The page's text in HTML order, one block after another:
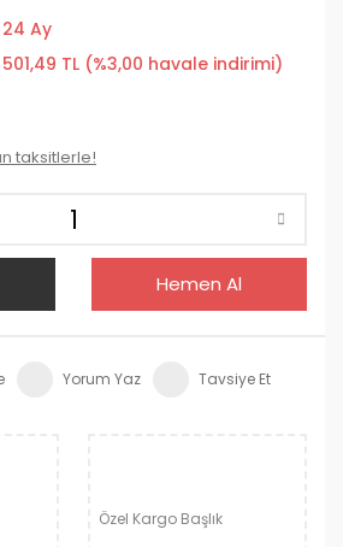
24 Ay
501,49 TL (%3,00 havale indirimi)
taksitlerle!
Hemen Al
Yorum Yaz Tavsiye Et
Özel Kargo Başlık